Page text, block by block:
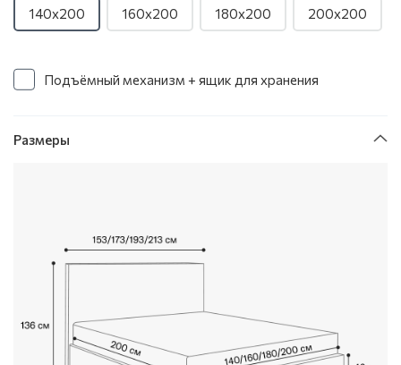
140x200 160x200 180x200 200x200
Подъёмный механизм + ящик для хранения
Размеры